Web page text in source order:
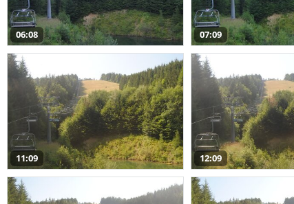
06:08 07:09
11:09 12:09